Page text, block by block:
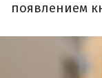
появлением